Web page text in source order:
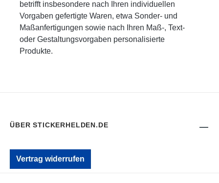
betrifft insbesondere nach Ihren individuellen
Vorgaben gefertigte Waren, etwa Sonder- und
Maßanfertigungen sowie nach Ihren Maß-, Text-
oder Gestaltungsvorgaben personalisierte
Produkte.
ÜBER STICKERHELDEN.DE
Vertrag widerrufen